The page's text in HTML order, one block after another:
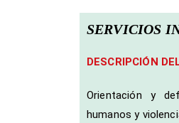
SERVICIOS
DESCRIPCIÓN
Orientación y
humanos y